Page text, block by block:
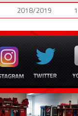
2018/2019